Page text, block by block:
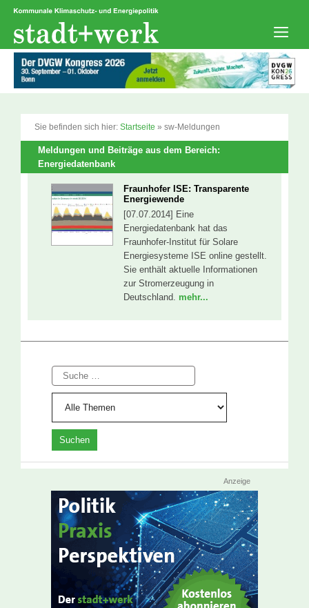
Zum
springen
Sie befinden sich hier: Startseite » sw-Meldungen
Meldungen und Beiträge aus dem Bereich:
Energiedatenbank
Fraunhofer ISE: Transparente
Energiewende
[07.07.2014] Eine
Energiedatenbank hat das
Fraunhofer-Institut für Solare
Energiesysteme ISE online gestellt.
Sie enthält aktuelle Informationen
zur Stromerzeugung in
Deutschland. mehr...
Suche
Anzeige